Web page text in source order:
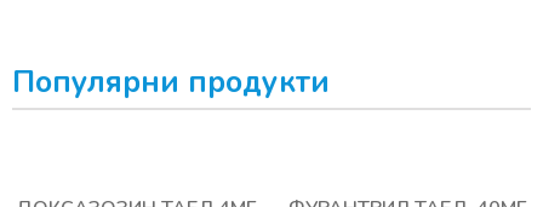
Популярни продукти